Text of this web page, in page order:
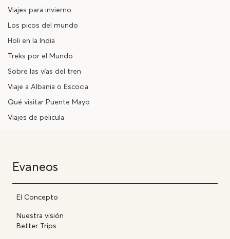
Viajes para invierno
Los picos del mundo
Holi en la India
Treks por el Mundo
Sobre las vías del tren
Viaje a Albania o Escocia
Qué visitar Puente Mayo
Viajes de pelicula
Evaneos
El Concepto
Nuestra visión
Better Trips